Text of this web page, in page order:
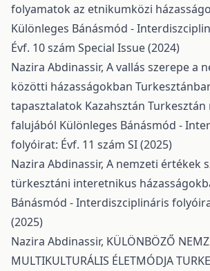
folyamatok az etnikumközi
Különleges Bánásmód -
Évf. 10 szám Special Issue (2024)
Nazira Abdinassir, A vallás szerepe a
közötti házasságokban
tapasztalatok Kazahsztán
falujából Különleges Bánásmód -
folyóirat: Évf. 11 szám SI (2025)
Nazira Abdinassir, A nemzeti értékek
türkesztáni interetnikus
Bánásmód - Interdiszciplináris
(2025)
Nazira Abdinassir, KÜLÖNBÖZŐ
MULTIKULTURÁLIS ÉLETMÓDJA